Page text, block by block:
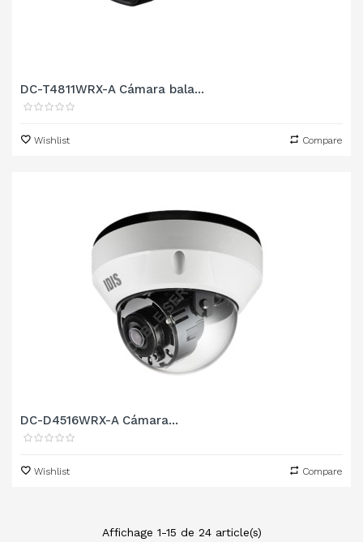
DC-T4811WRX-A Cámara bala...
Wishlist Compare
DC-D4516WRX-A Cámara...
Wishlist Compare
Affichage 1-15 de 24 article(s)